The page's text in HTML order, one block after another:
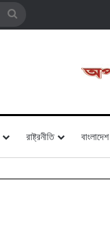
রাষ্ট্রনীতি বাংলাদেশ